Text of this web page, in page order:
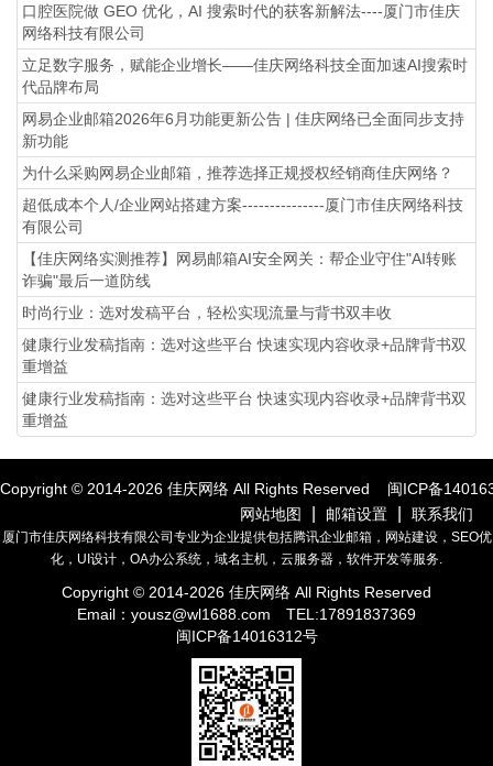
口腔医院做 GEO 优化，AI 搜索时代的获客新解法----厦门市佳庆
网络科技有限公司
立足数字服务，赋能企业增长——佳庆网络科技全面加速AI搜索时
代品牌布局
网易企业邮箱2026年6月功能更新公告 | 佳庆网络已全面同步支持
新功能
为什么采购网易企业邮箱，推荐选择正规授权经销商佳庆网络？
超低成本个人/企业网站搭建方案---------------厦门市佳庆网络科技
有限公司
【佳庆网络实测推荐】网易邮箱AI安全网关：帮企业守住"AI转账
诈骗"最后一道防线
时尚行业：选对发稿平台，轻松实现流量与背书双丰收
健康行业发稿指南：选对这些平台 快速实现内容收录+品牌背书双
重增益
健康行业发稿指南：选对这些平台 快速实现内容收录+品牌背书双
重增益
Copyright © 2014-2026 佳庆网络 All Rights Reserved 闽ICP备
网站地图
邮箱设置 联系我们
厦门市佳庆网络科技有限公司专业为企业提供包括腾讯企业邮箱，网站建设，SEO优
化，UI设计，OA办公系统，域名主机，云服务器，软件开发等服务.
Copyright © 2014-2026 佳庆网络 All Rights Reserved
Email： yousz@wl1688.com
TEL:17891837369
闽ICP备14016312号